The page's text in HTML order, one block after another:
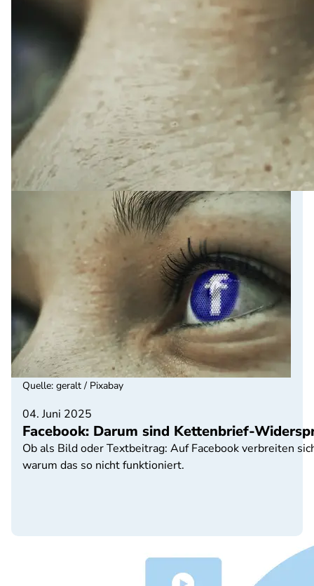
04. Juni 2025
Facebook: Darum sind Kettenbrief-
Ob als Bild oder Textbeitrag: Auf Facebook verbreiten
warum das so nicht funktioniert.
Quelle: geralt / Pixabay